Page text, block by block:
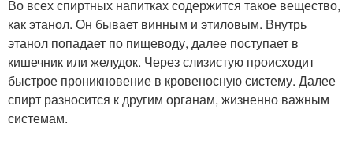
Во всех спиртных напитках содержится такое вещество,
как этанол. Он бывает винным и этиловым. Внутрь
этанол попадает по пищеводу, далее поступает в
кишечник или желудок. Через слизистую происходит
быстрое проникновение в кровеносную систему. Далее
спирт разносится к другим органам, жизненно важным
системам.